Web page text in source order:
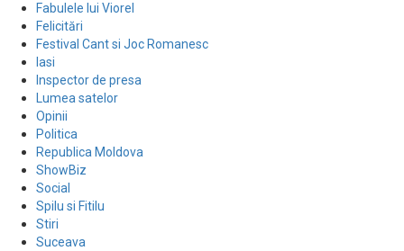
Fabulele lui Viorel
Felicitări
Festival Cant si Joc Romanesc
Iasi
Inspector de presa
Lumea satelor
Opinii
Politica
Republica Moldova
ShowBiz
Social
Spilu si Fitilu
Stiri
Suceava